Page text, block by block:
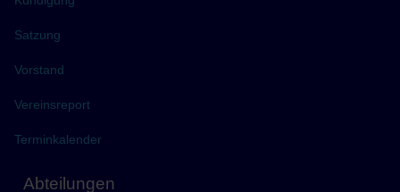
Satzung
Vorstand
Vereinsreport
Terminkalender
Abteilungen